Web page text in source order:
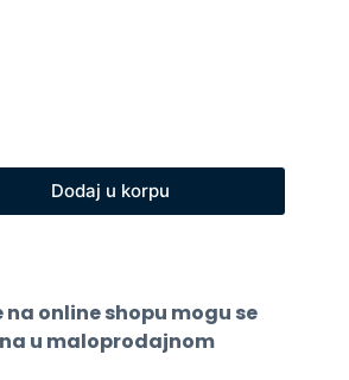
Dodaj u korpu
online shopu mogu se
u maloprodajnom